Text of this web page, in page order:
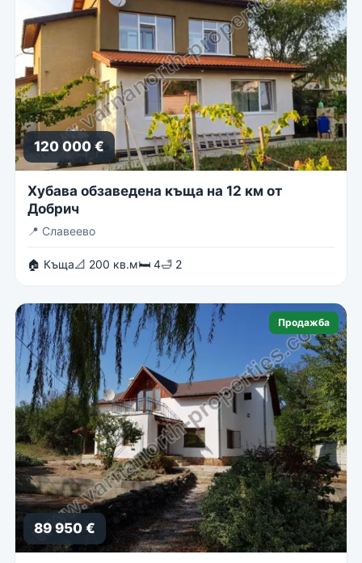
120 000 €
Хубава обзаведена къща на 12 км от
Добрич
📍 Славеево
🏠 Къща📐 200 кв.м🛏 4🛁 2
Продажба
89 950 €